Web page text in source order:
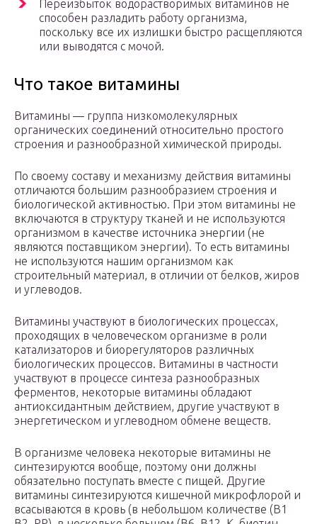
Переизбыток водорастворимых витаминов не
способен разладить работу организма,
поскольку все их излишки быстро расщепляются
или выводятся с мочой.
Что такое витамины
Витамины — группа низкомолекулярных
органических соединений относительно простого
строения и разнообразной химической природы.
По своему составу и механизму действия витамины
отличаются большим разнообразием строения и
биологической активностью. При этом витамины не
включаются в структуру тканей и не используются
организмом в качестве источника энергии (не
являются поставщиком энергии). То есть витамины
не используются нашим организмом как
строительный материал, в отличии от белков, жиров
и углеводов.
Витамины участвуют в биологических процессах,
проходящих в человеческом организме в роли
катализаторов и биорегуляторов различных
биологических процессов. Витамины в частности
участвуют в процессе синтеза разнообразных
ферментов, некоторые витамины обладают
антиоксидантным действием, другие участвуют в
энергетическом и углеводном обмене веществ.
В организме человека некоторые витамины не
синтезируются вообще, поэтому они должны
обязательно поступать вместе с пищей. Другие
витамины синтезируются кишечной микрофлорой и
всасываются в кровь (в небольшом количестве (В1